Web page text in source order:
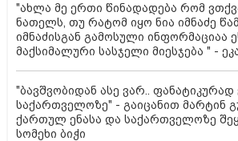
"ახლა მე ერთი წინადადება რომ
ნათელს, თუ რატომ იყო ნია იმნაძე
იმნაძისგან გამოსული ინფორმაციაა
მაქსიმალური სასჯელი მიესჯება " -
"ბავშვობიდან ასე ვარ..
საქართველოზე" - გაიცანით მარტინ
ქართულ ენასა და საქართველოზე
სომეხი ბიჭი